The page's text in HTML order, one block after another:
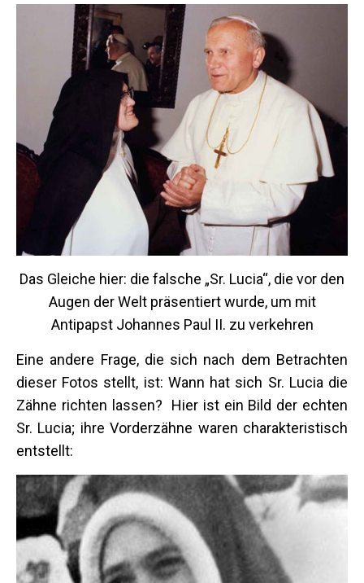
Das Gleiche hier: die falsche „Sr. Lucia“, die vor den
Augen der Welt präsentiert wurde, um mit
Antipapst Johannes Paul II. zu verkehren
Eine andere Frage, die sich nach dem Betrachten
dieser Fotos stellt, ist: Wann hat sich Sr. Lucia die
Zähne richten lassen? Hier ist ein Bild der echten
Sr. Lucia; ihre Vorderzähne waren charakteristisch
entstellt: